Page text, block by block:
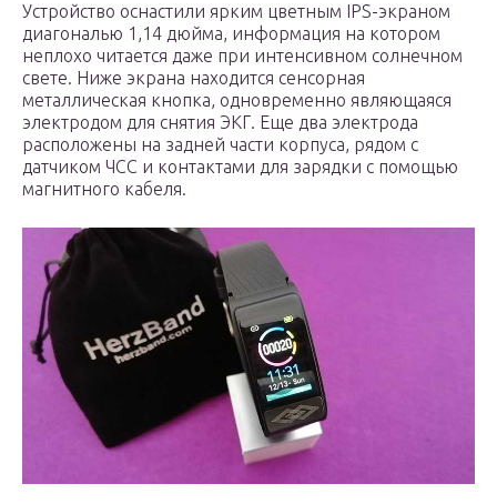
Устройство оснастили ярким цветным IPS-экраном
диагональю 1,14 дюйма, информация на котором
неплохо читается даже при интенсивном солнечном
свете. Ниже экрана находится сенсорная
металлическая кнопка, одновременно являющаяся
электродом для снятия ЭКГ. Еще два электрода
расположены на задней части корпуса, рядом с
датчиком ЧСС и контактами для зарядки с помощью
магнитного кабеля.